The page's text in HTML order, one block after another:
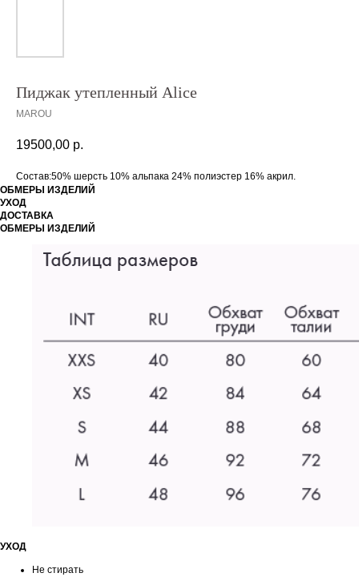
Пиджак утепленный Alice
MAROU
19500,00 р.
Состав:50% шерсть 10% альпака 24% полиэстер 16% акрил.
ОБМЕРЫ ИЗДЕЛИЙ
УХОД
ДОСТАВКА
ОБМЕРЫ ИЗДЕЛИЙ
УХОД
Не стирать